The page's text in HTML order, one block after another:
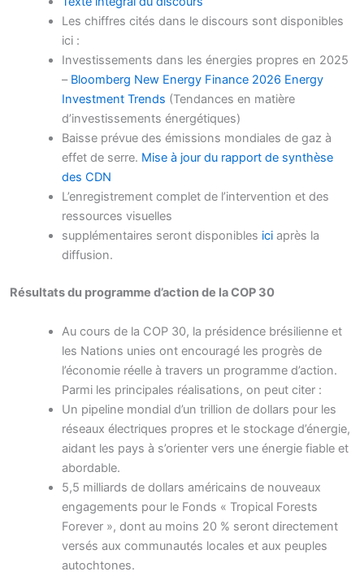
Les chiffres cités dans le discours sont disponibles
ici :
Investissements dans les énergies propres en 2025
– Bloomberg New Energy Finance 2026 Energy
Investment Trends (Tendances en matière
d’investissements énergétiques)
Baisse prévue des émissions mondiales de gaz à
effet de serre. Mise à jour du rapport de synthèse
des CDN
L’enregistrement complet de l’intervention et des
ressources visuelles
supplémentaires seront disponibles iciaprès la
diffusion.
Résultats du programme d’action de la COP 30
Au cours de la COP 30, la présidence brésilienne et
les Nations unies ont encouragé les progrès de
l’économie réelle à travers un programme d’action.
Parmi les principales réalisations, on peut citer :
Un pipeline mondial d’un trillion de dollars pour les
réseaux électriques propres et le stockage d’énergie,
aidant les pays à s’orienter vers une énergie fiable et
abordable.
5,5 milliards de dollars américains de nouveaux
engagements pour le Fonds « Tropical Forests
Forever », dont au moins 20 % seront directement
versés aux communautés locales et aux peuples
autochtones.